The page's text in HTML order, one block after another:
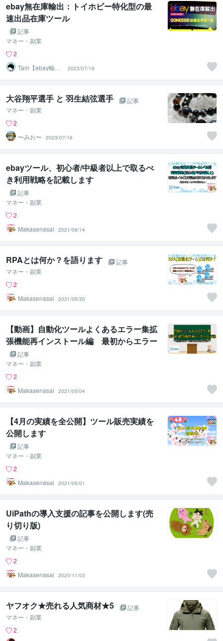
ebay無在庫輸出：トイホビー特化型の最
速出品在庫ツール
記事
マネー・副業
2
Tam【ebay輸出
コンサルタン
ト】
2023/07/16
大谷翔平選手 と 羽生結弦選手
記事
マネー・副業
2
〜みお〜
2023/07/16
ebayツール、初心者/中級者以上で取るべ
き利用戦略を記載します
記事
マネー・副業
2
Makasenasai
2021/06/14
RPAとは何か？を語ります
記事
マネー・副業
2
Makasenasai
2021/05/30
【動画】自動化ツールよくあるエラー集拡
張機能再インストール編 最初からエラー
を吐く人は要チェック
記事
マネー・副業
2
Makasenasai
2021/05/04
【4月の実績を全公開】ツール販売実績を
公開します
記事
マネー・副業
2
Makasenasai
2021/05/01
UiPathの導入支援の記事を公開します(売
り切り版)
記事
マネー・副業
2
Makasenasai
2020/11/03
ヤフオク★売れる人気商材★5
記事
マネー・副業
2